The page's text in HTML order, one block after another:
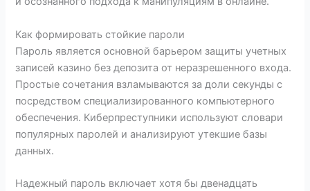
Как формировать стойкие пароли
Пароль является основной барьером защиты учетных
записей казино без депозита от неразрешенного входа.
Простые сочетания взламываются за доли секунды с
посредством специализированного компьютерного
обеспечения. Киберпреступники используют словари
популярных паролей и анализируют утекшие базы
данных.
Надежный пароль включает хотя бы двенадцать